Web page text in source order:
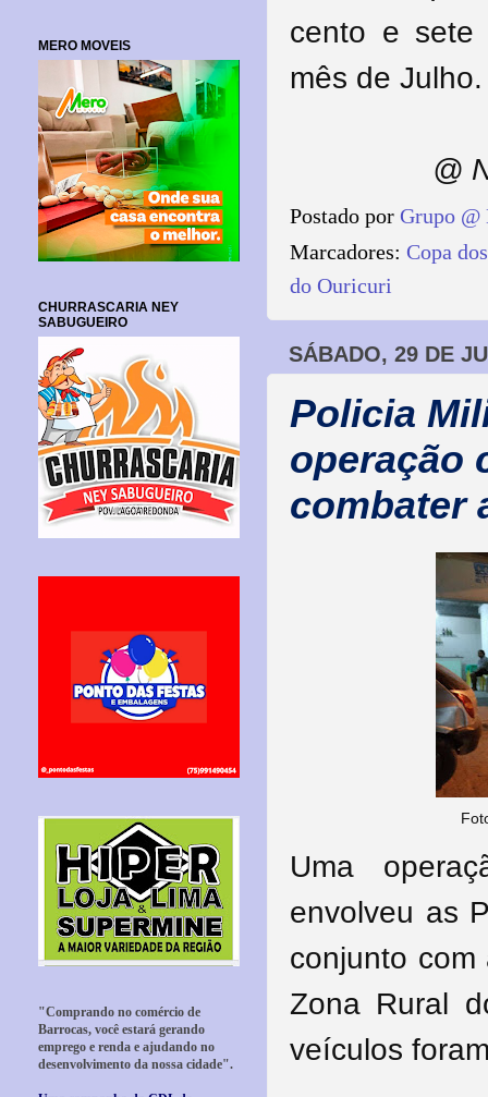
cento e sete
mês de Julho.
@
Postado por Grupo @
Marcadores: Copa
do Ouricuri
SÁBADO, 29 DE
Policia
operação
combater
Uma
envolveu as
conjunto
Zona Rural
veículos
MERO MOVEIS
CHURRASCARIA NEY
SABUGUEIRO
"Comprando no comércio de
Barrocas, você estará gerando
emprego e renda e ajudando no
desenvolvimento da nossa cidade".